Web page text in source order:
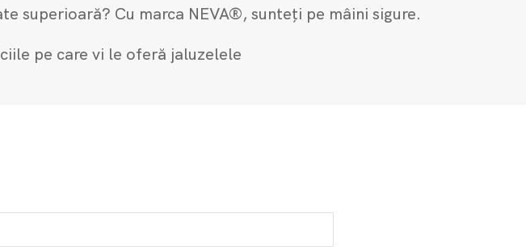
Cu marca NEVA®, sunteți pe mâini sigure.
pe care vi le oferă jaluzelele